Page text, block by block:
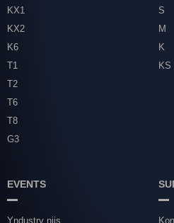
KX1
KX2
K6
T1
T2
T6
T8
G3
S
M
K
KS
EVENTS
Yndustry nijs